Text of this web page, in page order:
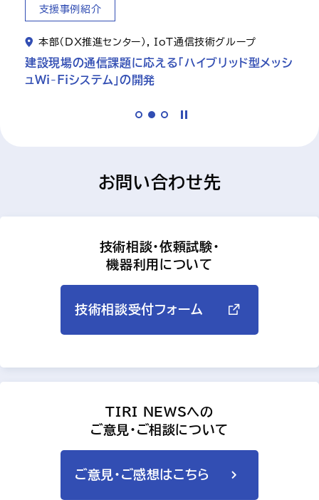
支援事例紹介
本部（DX推進センター）, IoT通信技術グループ
建設現場の通信課題に応える「ハイブリッド型メッシ
ュWi-Fiシステム」の開発
お問い合わせ先
技術相談・依頼試験・
機器利用について
技術相談受付フォーム
TIRI NEWSへの
ご意見・ご相談について
ご意見・ご感想はこちら